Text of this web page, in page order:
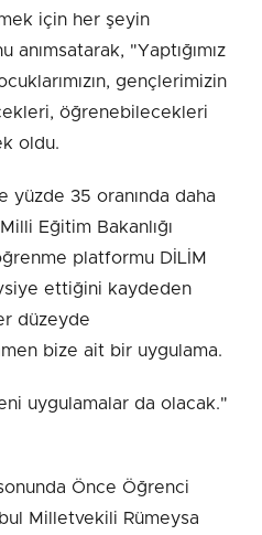
için her şeyin
"Yaptığımız
gençlerimizin
öğrenebilecekleri
oldu.
35 oranında daha
Eğitim Bakanlığı
platformu DİLİM
ettiğini kaydeden
düzeyde
bize ait bir uygulama.
uygulamalar da olacak."
Önce Öğrenci
Milletvekili Rümeysa